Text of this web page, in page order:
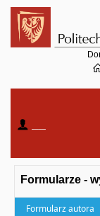
Formularze -
Formularz autora